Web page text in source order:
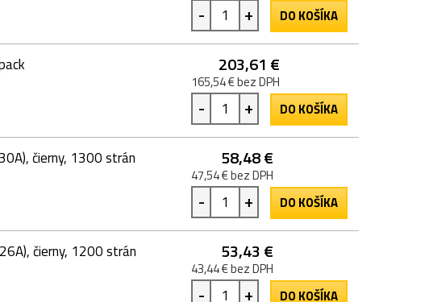
- + DO KOŠÍKA
203,61 €
165,54 € bez DPH
- + DO KOŠÍKA
čierny, 1300 strán 58,48 €
47,54 € bez DPH
- + DO KOŠÍKA
čierny, 1200 strán 53,43 €
43,44 € bez DPH
- + DO KOŠÍKA